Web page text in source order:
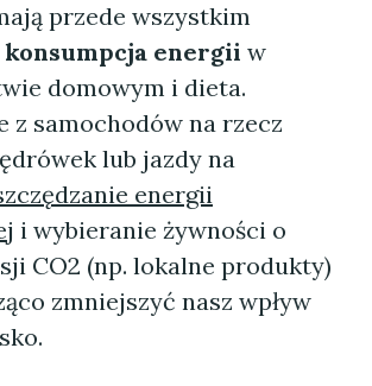
przede wszystkim
energii w
domowym i dieta.
z samochodów na rzecz
lub jazdy na
energii
i wybieranie żywności o
CO2 (np. lokalne produkty)
zmniejszyć nasz wpływ